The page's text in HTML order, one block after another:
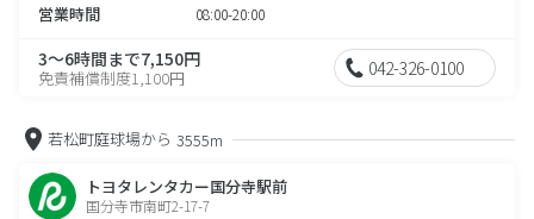
営業時間 08:00-20:00
3～6時間まで7,150円
免責補償制度1,100円 042-326-0100
若松町庭球場から 3555m
トヨタレンタカー国分寺駅前
国分寺市南町2-17-7